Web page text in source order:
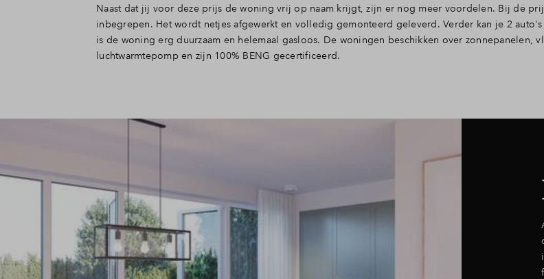
Naast dat jij voor deze prijs de woning vrij op naam krijgt, zijn er nog meer voordelen. Bij de
inbegrepen. Het wordt netjes afgewerkt en volledig gemonteerd geleverd. Verder kan je 2
is de woning erg duurzaam en helemaal gasloos. De woningen beschikken over zonnepanelen,
luchtwarmtepomp en zijn 100% BENG gecertificeerd.